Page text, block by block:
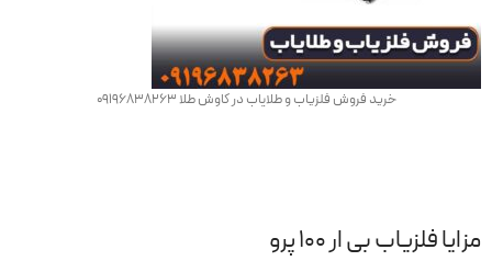
خرید فروش فلزیاب و طلایاب در کاوش طلا 09196838263
مزایا فلزیاب بی ار 100 پرو